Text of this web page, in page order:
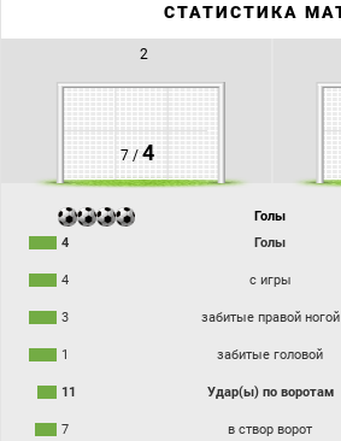
СТАТИСТИКА
2
7 /4
Голы
4
Голы
4 с игры
3 забитые правой ногой
1 забитые головой
11 Удар(ы) по воротам
7 в створ ворот